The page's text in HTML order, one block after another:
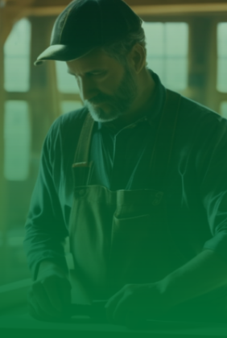
30 avril 2026